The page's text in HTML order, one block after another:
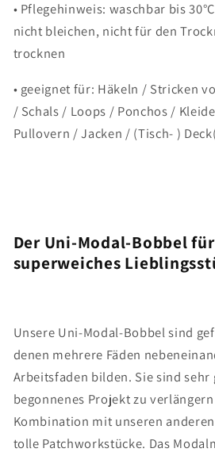
• Pflegehinweis: waschbar bis
nicht bleichen, nicht für den
trocknen
• geeignet für: Häkeln / Stricken
/ Schals / Loops / Ponchos /
Pullovern / Jacken / (Tisch- )
Der Uni-Modal-Bobbel
superweiches
Unsere Uni-Modal-Bobbel sind
denen mehrere Fäden
Arbeitsfaden bilden. Sie sind sehr
begonnenes Projekt zu
Kombination mit unseren
tolle Patchworkstücke. Das